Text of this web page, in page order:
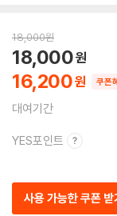
18,000원
16,200
18,000
쿠폰
대여기간
YES포인트
사용 가능한 쿠폰 받